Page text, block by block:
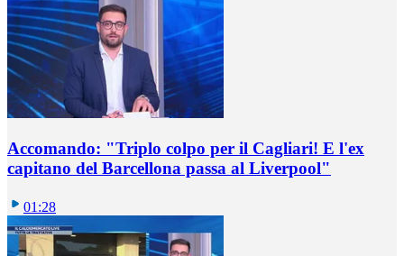
Accomando: "Triplo colpo per il Cagliari! E l'ex
capitano del Barcellona passa al Liverpool"
01:28